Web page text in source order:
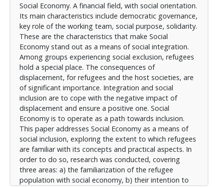
υλοποιήθηκε έρευνα που αναπτύχθηκε σε τρεις
άξονες: α) την εξοικείωση του προσφυγικού
πληθυσμού με την κοινωνική οικονομία, β) την
πρόθεση ενασχόλησής τους με αυτή και τα σχετικά
εμπόδια και γ) τις απόψεις των προσφύγων σχετικά
με τον ρόλο της κοινωνικής οικονομίας στην
κοινωνική ενσωμάτωση. Η έρευνα κατέδειξε μέτριο
βαθμό εξοικείωσης των προσφύγων με τις έννοιες
της κοινωνικής οικονομίας. Μέτριος αποτυπώθηκε ο
βαθμός εξοικείωσης και με τις πρακτικές της
διαστάσεις. Ως πιο σημαντικά εμπόδια δημιουργίας
ενός φορέα Κοινωνικής Οικονομίας, αξιολογήθηκαν
η πρόσβαση σε τραπεζικό δανεισμό, η οικονομική
κρίση και η διαθεσιμότητα χρηματικών κεφαλαίων.
Παράλληλα, σύμφωνα με τους πρόσφυγες,
επιμορφωτικά προγράμματα μπορούν να
αξιοποιηθούν για τον μετριασμό των εμποδίων στο
σύνολό τους. Τέλος η έρευνα κατέγραψε θετικές
Social Economy. A financial field, with social orientation.
Its main characteristics include democratic governance,
key role of the working team, social purpose, solidarity.
These are the characteristics that make Social
Economy stand out as a means of social integration.
Among groups experiencing social exclusion, refugees
hold a special place. The consequences of
displacement, for refugees and the host societies, are
of significant importance. Integration and social
inclusion are to cope with the negative impact of
displacement and ensure a positive one. Social
Economy is to operate as a path towards inclusion.
This paper addresses Social Economy as a means of
social inclusion, exploring the extent to which refugees
are familiar with its concepts and practical aspects. In
order to do so, research was conducted, covering
three areas: a) the familiarization of the refugee
population with social economy, b) their intention to